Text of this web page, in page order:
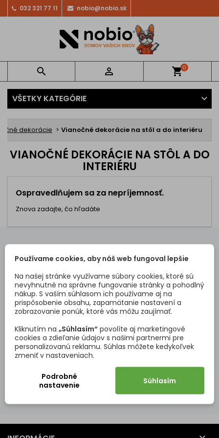
032 321 77 11 nobio@nobio.sk
  shopping_cart0
VŠETKY KATEGÓRIE
dekorácie Vianočné dekorácie na stôl a do interiéru
VIANOČNÉ DEKORÁCIE NA STÔL A DO
INTERIÉRU
Ospravedlňujem sa za nepríjemnosť.
Znova zadajte, čo hľadáte
OVERENÉ NAŠIMI ZÁKAZNÍKMI
Pozrite si vybrané hodnotenia našich zákazníkov.
Celkový názor:
Veľká ochota vyhovieť. Ďakujem
Používame cookies, aby náš web fungoval lepšie
Na našej stránke využívame súbory cookies, ktoré sú
nevyhnutné na správne fungovanie stránky a pohodlný
nákup. S vaším súhlasom ich používame aj na
prispôsobenie obsahu, zapamätanie nastavení a
zobrazovanie ponúk, ktoré vás môžu zaujímať.
Kliknutím na „Súhlasím“ povolíte aj marketingové
cookies a zdieľanie údajov s našimi partnermi pre
personalizovanú reklamu. Súhlas môžete kedykoľvek
zmeniť v nastaveniach.
Podrobné
nastavenie
Súhlasím